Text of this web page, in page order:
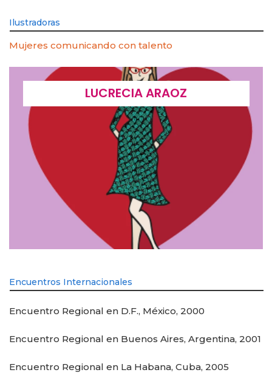
Ilustradoras
Mujeres comunicando con talento
LUCRECIA ARAOZ
Encuentros Internacionales
Encuentro Regional en D.F., México, 2000
Encuentro Regional en Buenos Aires, Argentina, 2001
Encuentro Regional en La Habana, Cuba, 2005